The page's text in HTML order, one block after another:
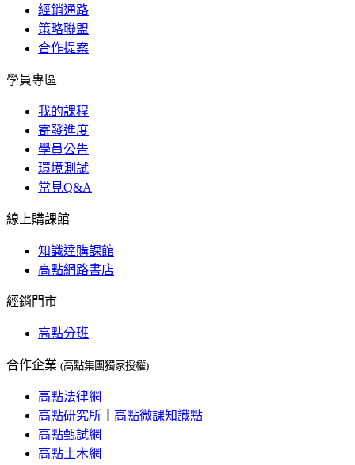
經銷通路
策略聯盟
合作提案
學員專區
我的課程
寄發進度
學員公告
環境測試
常見Q&A
線上購課館
知識達購課館
高點網路書店
經銷門市
高點分班
合作企業 (高點集團獨家授權)
高點法律網
高點研究所
高點微課知識點
高點甄試網
高點土木網